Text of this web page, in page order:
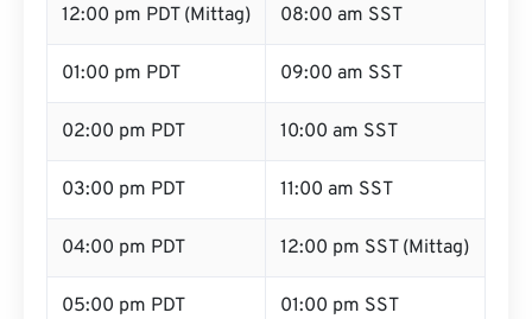
12:00 pm PDT (Mittag) 08:00 am SST
01:00 pm PDT 09:00 am SST
02:00 pm PDT 10:00 am SST
03:00 pm PDT 11:00 am SST
04:00 pm PDT 12:00 pm SST (Mittag)
05:00 pm PDT 01:00 pm SST